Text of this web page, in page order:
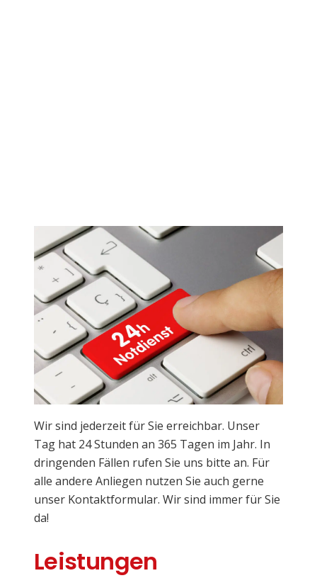
Wir sind jederzeit für Sie erreichbar. Unser
Tag hat 24 Stunden an 365 Tagen im Jahr. In
dringenden Fällen rufen Sie uns bitte an. Für
alle andere Anliegen nutzen Sie auch gerne
unser Kontaktformular. Wir sind immer für Sie
da!
Leistungen